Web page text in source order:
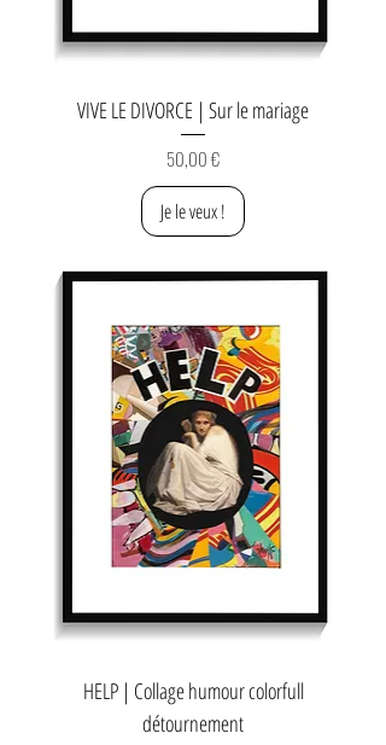
VIVE LE DIVORCE | Sur le mariage
Prix
50,00 €
Je le veux !
HELP | Collage humour colorfull
détournement